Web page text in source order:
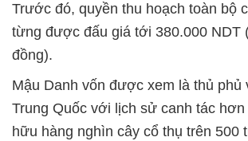
Trước đó, quyền thu hoạch toàn bộ
từng được đấu giá tới 380.000 NDT
đồng).
Mậu Danh vốn được xem là thủ phủ
Trung Quốc với lịch sử canh tác
hữu hàng nghìn cây cổ thụ trên 500